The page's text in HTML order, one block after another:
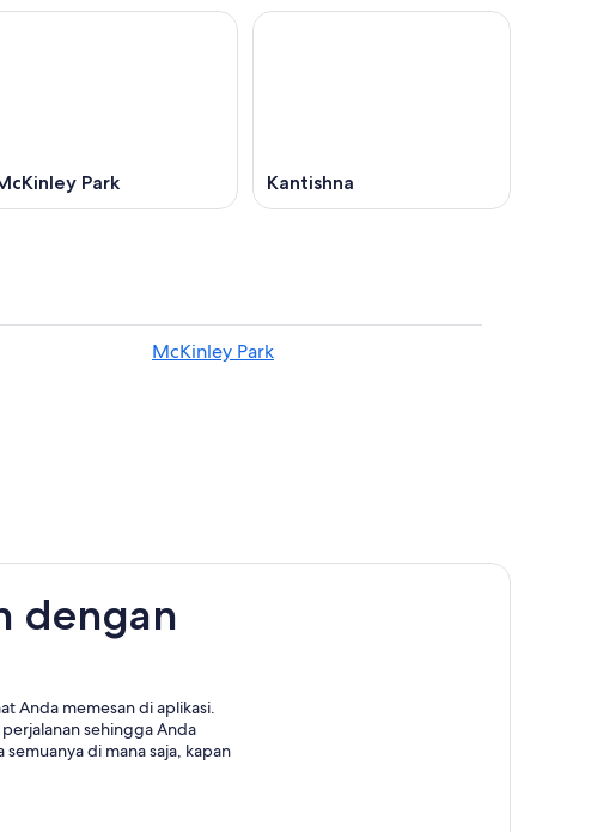
Park Kantishna
McKinley Park
dengan
Anda memesan di aplikasi.
sehingga Anda
di mana saja, kapan